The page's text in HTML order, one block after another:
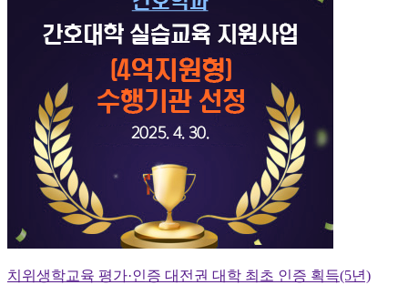
치위생학교육 평가·인증 대전권 대학 최초 인증 획득(5년)